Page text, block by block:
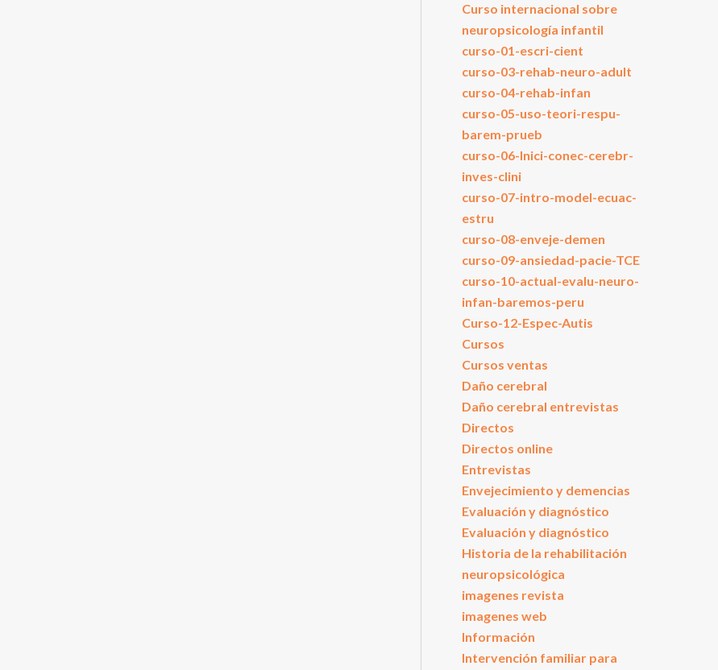
Curso internacional sobre
neuropsicología infantil
curso-01-escri-cient
curso-03-rehab-neuro-adult
curso-04-rehab-infan
curso-05-uso-teori-respu-
barem-prueb
curso-06-Inici-conec-cerebr-
inves-clini
curso-07-intro-model-ecuac-
estru
curso-08-enveje-demen
curso-09-ansiedad-pacie-TCE
curso-10-actual-evalu-neuro-
infan-baremos-peru
Curso-12-Espec-Autis
Cursos
Cursos ventas
Daño cerebral
Daño cerebral entrevistas
Directos
Directos online
Entrevistas
Envejecimiento y demencias
Evaluación y diagnóstico
Evaluación y diagnóstico
Historia de la rehabilitación
neuropsicológica
imagenes revista
imagenes web
Información
Intervención familiar para